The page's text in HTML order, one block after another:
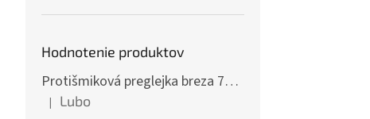
Hodnotenie produktov
Protišmiková preglejka breza 70x125cm, hrúbka 30mm
Hodnotenie produktu je 5 z 5 hviezdičiek.
| Lubo